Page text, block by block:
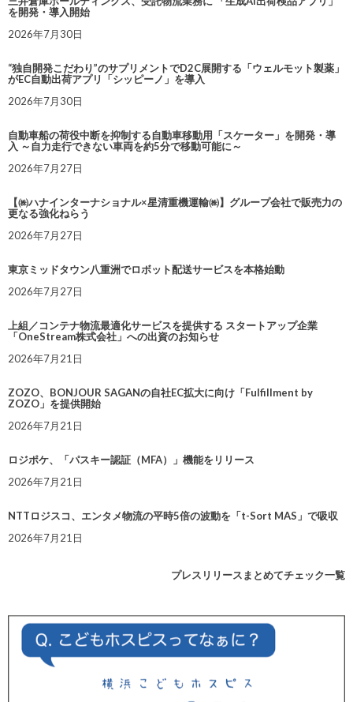
を開発・導入開始
2026年7月30日
“独自開発こだわり”のサプリメントでD2C展開する「ウェルモット製薬」
がEC自動出荷アプリ「シッピーノ」を導入
2026年7月30日
自動車船の荷役中断を抑制する自動車移動用「スケーター」を開発・導
入 ～自力走行できない車両を約5分で移動可能に～
2026年7月27日
【㈱ハナインターナショナル×星清重機運輸㈱】グループ会社で販売力の
更なる強化ねらう
2026年7月27日
東京ミッドタウン八重洲でロボット配送サービスを本格始動
2026年7月27日
上組／コンテナ物流最適化サービスを提供する スタートアップ企業
「OneStream株式会社」への出資のお知らせ
2026年7月21日
ZOZO、BONJOUR SAGANの自社EC拡大に向け「Fulfillment by
ZOZO」を提供開始
2026年7月21日
ロジポケ、「パスキー認証（MFA）」機能をリリース
2026年7月21日
NTTロジスコ、エンタメ物流の平時5倍の波動を「t-Sort MAS」で吸収
2026年7月21日
プレスリリースまとめてチェック一覧